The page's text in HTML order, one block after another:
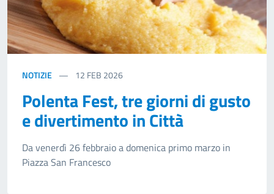
NOTIZIE 12 FEB 2026
Polenta Fest, tre giorni di gusto
e divertimento in Città
Da venerdì 26 febbraio a domenica primo marzo in
Piazza San Francesco